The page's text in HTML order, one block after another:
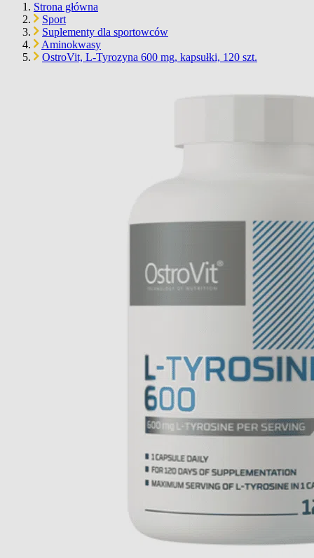
Strona główna
Sport
Suplementy dla sportowców
Aminokwasy
OstroVit, L-Tyrozyna 600 mg, kapsułki, 120 szt.